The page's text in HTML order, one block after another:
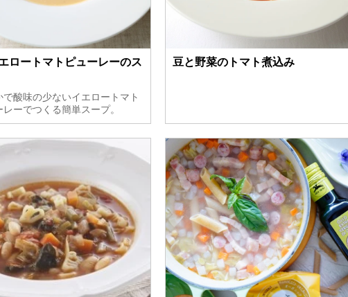
ロートマトピューレーのス
で酸味の少ないイエロートマト
ーでつくる簡単スープ。
豆と野菜のトマト煮込み